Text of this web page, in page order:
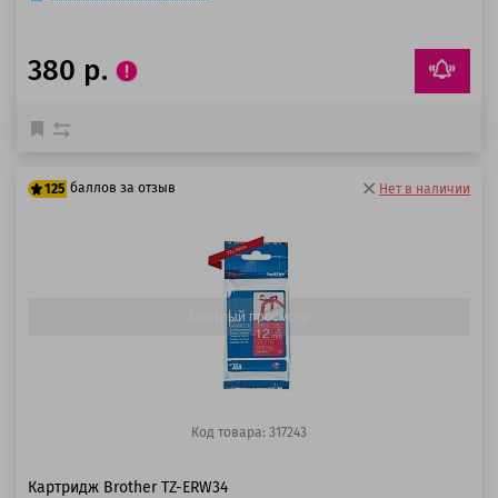
380 р.
125 баллов за отзыв Нет в наличии
Быстрый просмотр
Код товара: 317243
Картридж Brother TZ-ERW34